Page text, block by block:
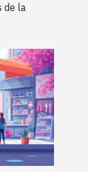
de la